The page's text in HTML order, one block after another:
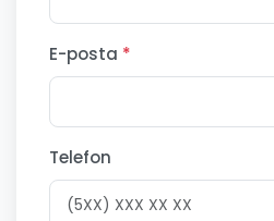
E-posta *
Telefon